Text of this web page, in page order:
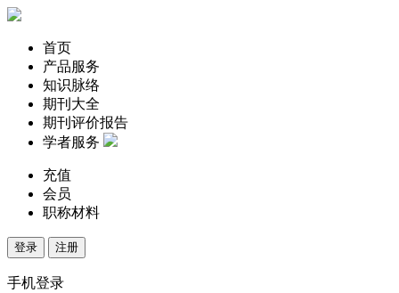
首页
产品服务
知识脉络
期刊大全
期刊评价报告
学者服务
充值
会员
职称材料
登录 注册
手机登录